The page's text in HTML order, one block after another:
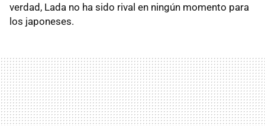
verdad, Lada no ha sido rival en ningún momento para
los japoneses.